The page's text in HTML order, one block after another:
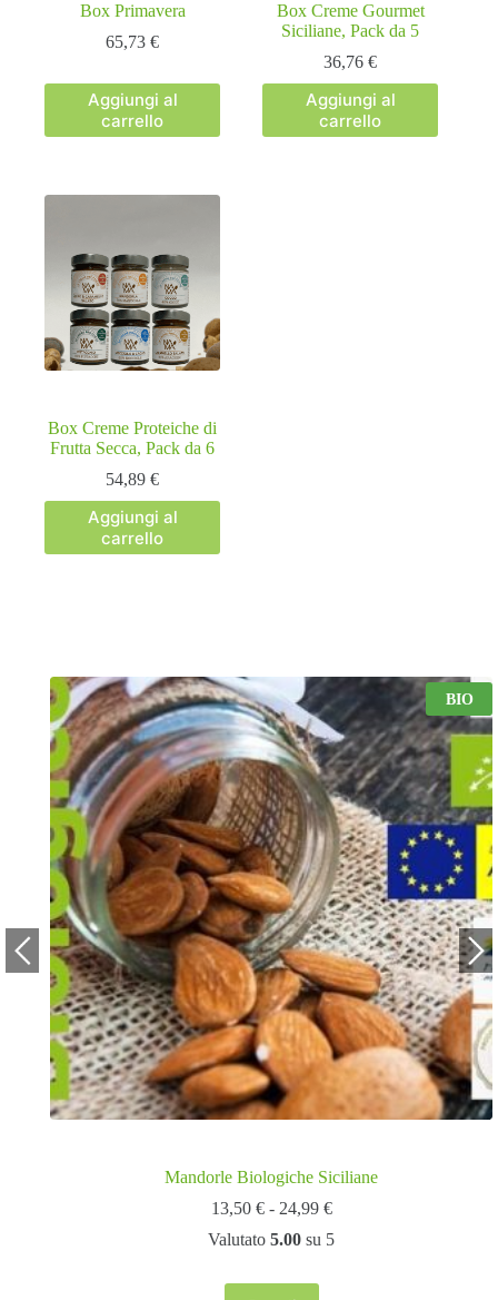
Box Primavera
65,73€
Aggiungi al
carrello
Box Creme Gourmet
Siciliane, Pack da 5
36,76€
Aggiungi al
carrello
Box Creme Proteiche di
Frutta Secca, Pack da 6
54,89€
Aggiungi al
carrello
BIO
Mandorle Biologiche Siciliane
13,50 € - 24,99 €Fascia
prezzo:
Valutato 5.00 su 5